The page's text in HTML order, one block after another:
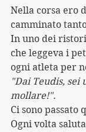
Nella corsa ero
camminato
In uno dei ristori
che leggeva i
ogni atleta per
"Dai Teudis, sei
mollare!".
Ci sono passato
Ogni volta